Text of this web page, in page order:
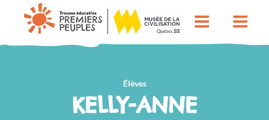
Élèves
KELLY-ANNE